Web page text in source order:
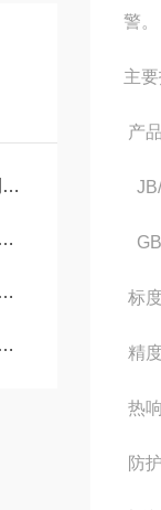
警。
主
产
标
精
热
防